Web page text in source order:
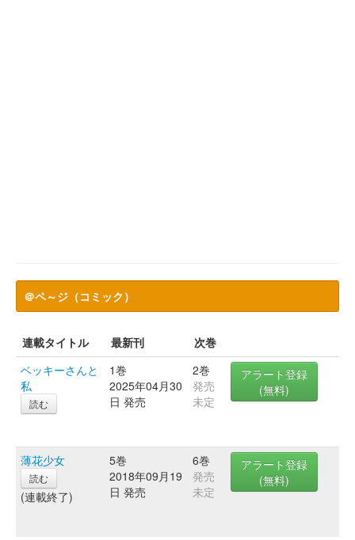
＠ペ～ジ（コミック）
連載タイトル 最新刊
次巻
ベッキーさんと
私
読む
1巻
2025年04月30
日 発売
2巻
発売
未定
アラート登録
(無料)
薄花少女
読む
(連載終了)
5巻
2018年09月19
日 発売
6巻
発売
未定
アラート登録
(無料)